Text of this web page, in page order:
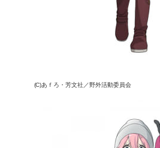
(C)あｆろ・芳文社／野外活動委員会